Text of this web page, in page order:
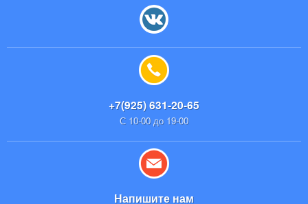
+7(925) 631-20-65
С 10-00 до 19-00
Напишите нам